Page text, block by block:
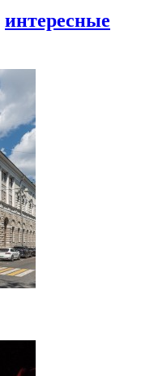
интересные